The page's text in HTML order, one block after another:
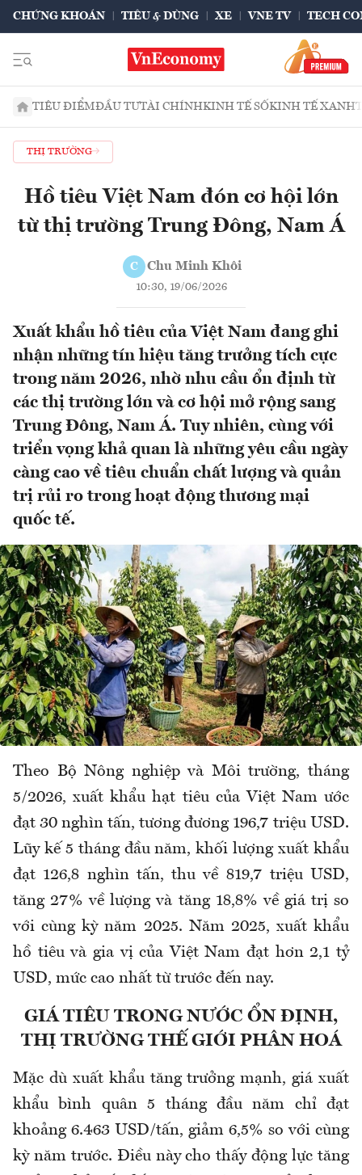
CHỨNG KHOÁN TIÊU & DÙNG XE VNE TV TECH
TIÊU ĐIỂMĐẦU TƯTÀI CHÍNHKINH TẾ SỐKINH TẾ XANH
THỊ TRƯỜNG
Hồ tiêu Việt Nam đón cơ hội lớn
từ thị trường Trung Đông, Nam Á
C Chu Minh Khôi
10:30, 19/06/2026
Xuất khẩu hồ tiêu của Việt Nam đang ghi
nhận những tín hiệu tăng trưởng tích cực
trong năm 2026, nhờ nhu cầu ổn định từ
các thị trường lớn và cơ hội mở rộng sang
Trung Đông, Nam Á. Tuy nhiên, cùng với
triển vọng khả quan là những yêu cầu ngày
càng cao về tiêu chuẩn chất lượng và quản
trị rủi ro trong hoạt động thương mại
quốc tế.
Theo Bộ Nông nghiệp và Môi trường, tháng
5/2026, xuất khẩu hạt tiêu của Việt Nam ước
đạt 30 nghìn tấn, tương đương 196,7 triệu USD.
Lũy kế 5 tháng đầu năm, khối lượng xuất khẩu
đạt 126,8 nghìn tấn, thu về 819,7 triệu USD,
tăng 27% về lượng và tăng 18,8% về giá trị so
với cùng kỳ năm 2025. Năm 2025, xuất khẩu
hồ tiêu và gia vị của Việt Nam đạt hơn 2,1 tỷ
USD, mức cao nhất từ trước đến nay.
GIÁ TIÊU TRONG NƯỚC ỔN ĐỊNH,
THỊ TRƯỜNG THẾ GIỚI PHÂN HOÁ
Mặc dù xuất khẩu tăng trưởng mạnh, giá xuất
khẩu bình quân5 tháng đầu năm chỉ đạt
khoảng 6.463 USD/tấn, giảm 6,5% so với cùng
kỳ năm trước. Điều này cho thấy động lực tăng